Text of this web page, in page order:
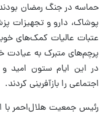
حماسه در جنگ رمضان
پوشاک، دارو و تجهیزات
عتبات عالیات کمک‌های
پرچم‌های متبرک به عیادت
در این ایام ستون امید
اجتماعی را بازآفرینی کردند.
رئیس جمعیت هلال‌احمر با